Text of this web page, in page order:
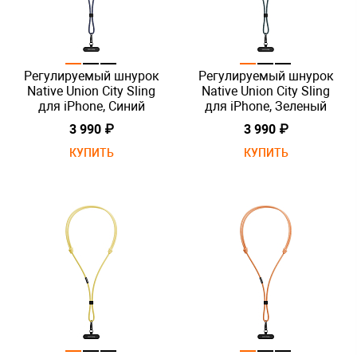
Регулируемый шнурок
Native Union City Sling
для iPhone, Синий
3 990 ₽
КУПИТЬ
Регулируемый шнурок
Native Union City Sling
для iPhone, Зеленый
3 990 ₽
КУПИТЬ